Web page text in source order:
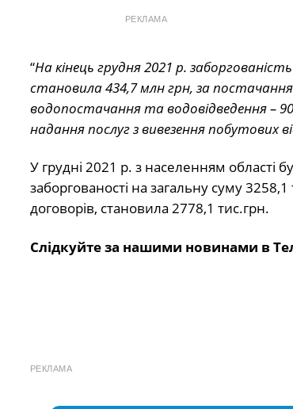
РЕКЛАМА
“На кінець грудня 2021 р.
становила 434,7 млн грн, за постачання
водопостачання та водовідведення –
надання послуг з вивезення побутових
У грудні 2021 р. з населенням області
заборгованості на загальну суму
договорів, становила 2778,1 тис.грн.
Слідкуйте за нашими новинами в
РЕКЛАМА